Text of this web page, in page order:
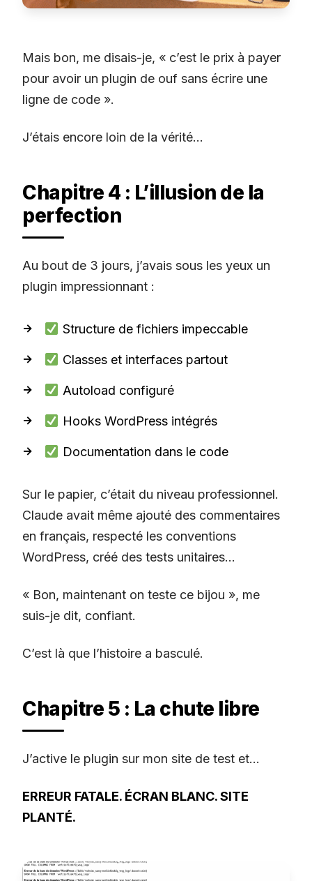
Mais bon, me disais-je, « c’est le prix à payer
pour avoir un plugin de ouf sans écrire une
ligne de code ».
J’étais encore loin de la vérité…
Chapitre 4 : L’illusion de la
perfection
Au bout de 3 jours, j’avais sous les yeux un
plugin impressionnant :
Structure de fichiers impeccable
Classes et interfaces partout
Autoload configuré
Hooks WordPress intégrés
Documentation dans le code
Sur le papier, c’était du niveau professionnel.
Claude avait même ajouté des commentaires
en français, respecté les conventions
WordPress, créé des tests unitaires…
« Bon, maintenant on teste ce bijou », me
suis-je dit, confiant.
C’est là que l’histoire a basculé.
Chapitre 5 : La chute libre
J’active le plugin sur mon site de test et…
ERREUR FATALE. ÉCRAN BLANC. SITE
PLANTÉ.